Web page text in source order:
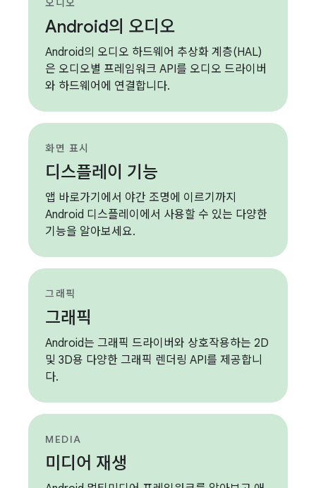
오디오
Android의 오디오
Android의 오디오 하드웨어 추상화 계층(HAL)
은 오디오별 프레임워크 API를 오디오 드라이버
와 하드웨어에 연결합니다.
화면 표시
디스플레이 기능
앱 바로가기에서 야간 조명에 이르기까지
Android 디스플레이에서 사용할 수 있는 다양한
기능을 알아보세요.
그래픽
그래픽
Android는 그래픽 드라이버와 상호작용하는 2D
및 3D용 다양한 그래픽 렌더링 API를 제공합니
다.
MEDIA
미디어 재생